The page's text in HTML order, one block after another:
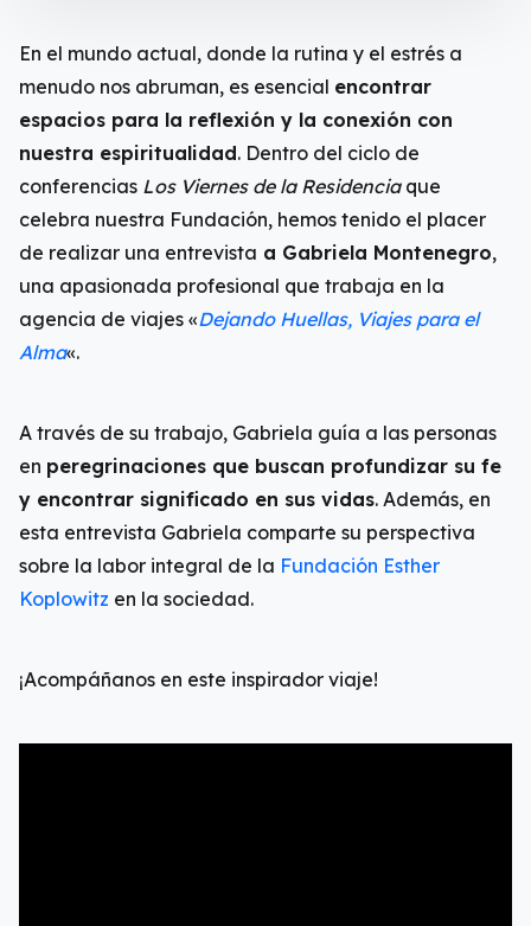
En el mundo actual, donde la rutina y el estrés a
menudo nos abruman, es esencial encontrar
espacios para la reflexión y la conexión con
nuestra espiritualidad. Dentro del ciclo de
conferencias Los Viernes de la Residencia que
celebra nuestra Fundación, hemos tenido el placer
de realizar una entrevista a Gabriela Montenegro,
una apasionada profesional que trabaja en la
agencia de viajes «Dejando Huellas, Viajes para el
Alma«.
A través de su trabajo, Gabriela guía a las personas
en peregrinaciones que buscan profundizar su fe
y encontrar significado en sus vidas. Además, en
esta entrevista Gabriela comparte su perspectiva
sobre la labor integral de la Fundación Esther
Koplowitz en la sociedad.
¡Acompáñanos en este inspirador viaje!